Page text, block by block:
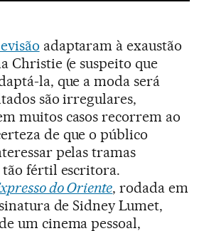
adaptaram à exaustão
Christie (e suspeito que
la, que a moda será
são irregulares,
muitos casos recorrem ao
de que o público
pelas tramas
fértil escritora.
do Oriente, rodada em
de Sidney Lumet,
um cinema pessoal,